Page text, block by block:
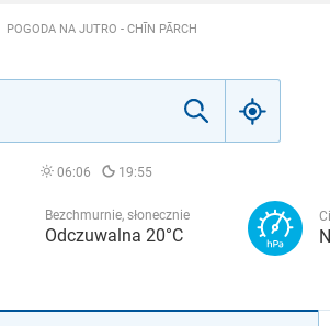
POGODA NA JUTRO - CHĪN PĀRCH
06:06 19:55
Bezchmurnie, słonecznie
Odczuwalna 20°C